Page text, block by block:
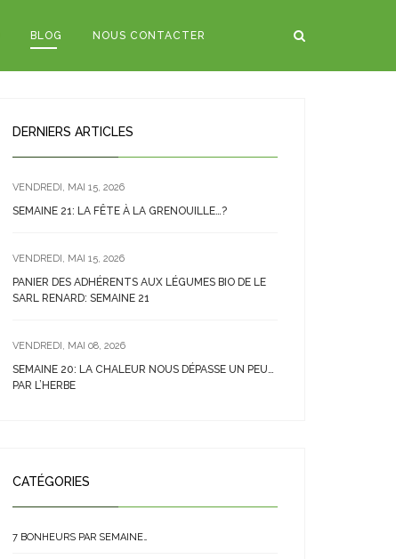
BLOG NOUS CONTACTER
DERNIERS ARTICLES
VENDREDI, MAI 15, 2026
SEMAINE 21: LA FÊTE À LA GRENOUILLE…?
VENDREDI, MAI 15, 2026
PANIER DES ADHÉRENTS AUX LÉGUMES BIO DE LE
SARL RENARD: SEMAINE 21
VENDREDI, MAI 08, 2026
SEMAINE 20: LA CHALEUR NOUS DÉPASSE UN PEU…
PAR L’HERBE
CATÉGORIES
7 BONHEURS PAR SEMAINE…